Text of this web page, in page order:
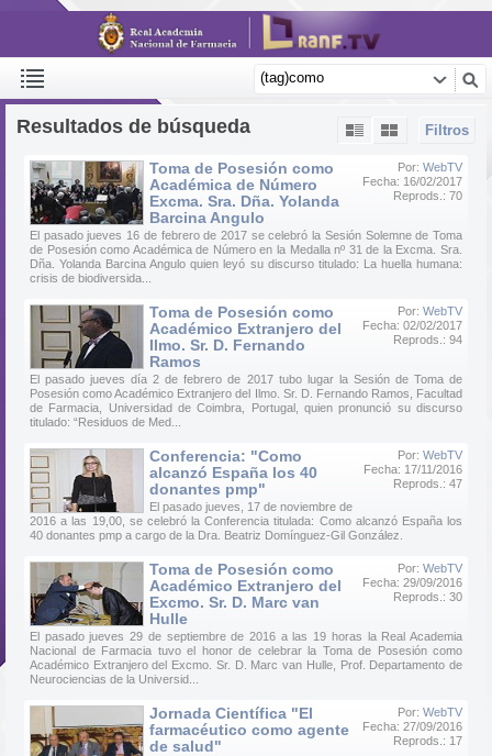
Filtros
Resultados de búsqueda
Por: WebTV
Fecha: 16/02/2017
Reprods.: 70
Toma de Posesión como
Académica de Número
Excma. Sra. Dña. Yolanda
Barcina Angulo
El pasado jueves 16 de febrero de 2017 se celebró la Sesión Solemne de Toma
de Posesión como Académica de Número en la Medalla nº 31 de la Excma. Sra.
Dña. Yolanda Barcina Angulo quien leyó su discurso titulado: La huella humana:
crisis de biodiversida...
Por: WebTV
Fecha: 02/02/2017
Reprods.: 94
Toma de Posesión como
Académico Extranjero del
Ilmo. Sr. D. Fernando
Ramos
El pasado jueves día 2 de febrero de 2017 tubo lugar la Sesión de Toma de
Posesión como Académico Extranjero del Ilmo. Sr. D. Fernando Ramos, Facultad
de Farmacia, Universidad de Coimbra, Portugal, quien pronunció su discurso
titulado: “Residuos de Med...
Por: WebTV
Fecha: 17/11/2016
Reprods.: 47
Conferencia: "Como
alcanzó España los 40
donantes pmp"
El pasado jueves, 17 de noviembre de
2016 a las 19,00, se celebró la Conferencia titulada: Como alcanzó España los
40 donantes pmp a cargo de la Dra. Beatriz Domínguez-Gil González.
Por: WebTV
Fecha: 29/09/2016
Reprods.: 30
Toma de Posesión como
Académico Extranjero del
Excmo. Sr. D. Marc van
Hulle
El pasado jueves 29 de septiembre de 2016 a las 19 horas la Real Academia
Nacional de Farmacia tuvo el honor de celebrar la Toma de Posesión como
Académico Extranjero del Excmo. Sr. D. Marc van Hulle, Prof. Departamento de
Neurociencias de la Universid...
Por: WebTV
Fecha: 27/09/2016
Reprods.: 17
Jornada Científica "El
farmacéutico como agente
de salud"